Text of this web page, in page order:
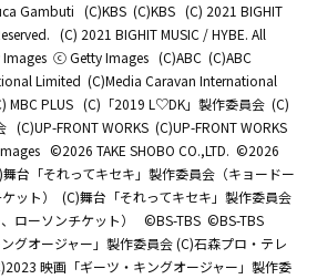
Gambuti (C)KBS (C)KBS (C) 2021 BIGHIT
(C) 2021 BIGHIT MUSIC / HYBE. All
ⓒ Getty Images (C)ABC (C)ABC
Limited (C)Media Caravan International
MBC PLUS (C)「2019 L♡DK」製作委員会 (C)
(C)UP-FRONT WORKS (C)UP-FRONT WORKS
©2026 TAKE SHOBO CO.,LTD. ©2026
舞台「それってキセキ」製作委員会（キョードー
ット）
(C)舞台「それってキセキ」製作委員会
ローソンチケット）
©BS-TBS ©BS-TBS
グオージャー」製作委員会 (C)石森プロ・テレ
映画「ギーツ・キングオージャー」製作委